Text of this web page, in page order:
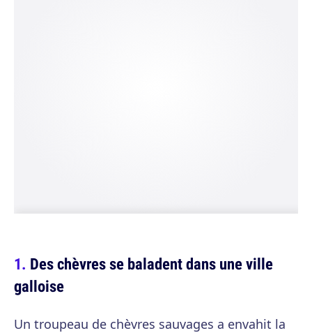
Des chèvres se baladent dans une ville
galloise
Un troupeau de chèvres sauvages a envahit la